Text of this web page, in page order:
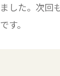
した。次回
す。